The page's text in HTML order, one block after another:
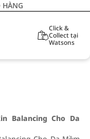
HÀNG
Click &
Collect tại
Watsons
Balancing Cho Da